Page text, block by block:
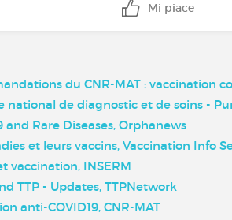
Mi piace
du CNR-MAT : vaccination
national de diagnostic et de soins -
and Rare Diseases, Orphanews
et leurs vaccins, Vaccination Info
vaccination, INSERM
TTP - Updates, TTPNetwork
anti-COVID19, CNR-MAT